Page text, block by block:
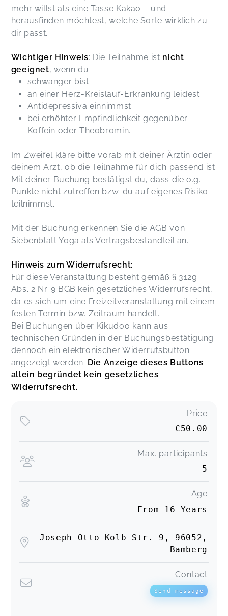
mehr willst als eine Tasse Kakao – und
herausfinden möchtest, welche Sorte wirklich zu
dir passt.
Wichtiger Hinweis: Die Teilnahme ist nicht
geeignet, wenn du
schwanger bist
an einer Herz-Kreislauf-Erkrankung leidest
Antidepressiva einnimmst
bei erhöhter Empfindlichkeit gegenüber
Koffein oder Theobromin.
Im Zweifel kläre bitte vorab mit deiner Ärztin oder
deinem Arzt, ob die Teilnahme für dich passend ist.
Mit deiner Buchung bestätigst du, dass die o.g.
Punkte nicht zutreffen bzw. du auf eigenes Risiko
teilnimmst.
Mit der Buchung erkennen Sie die AGB von
Siebenblatt Yoga als Vertragsbestandteil an.
Hinweis zum Widerrufsrecht:
Für diese Veranstaltung besteht gemäß § 312g
Abs. 2 Nr. 9 BGB kein gesetzliches Widerrufsrecht,
da es sich um eine Freizeitveranstaltung mit einem
festen Termin bzw. Zeitraum handelt.
Bei Buchungen über Kikudoo kann aus
technischen Gründen in der Buchungsbestätigung
dennoch ein elektronischer Widerrufsbutton
angezeigt werden. Die Anzeige dieses Buttons
allein begründet kein gesetzliches
Widerrufsrecht.
Price
€50.00
Max. participants
5
Age
From 16 Years
Joseph-Otto-Kolb-Str. 9, 96052,
Bamberg
Contact
Send message